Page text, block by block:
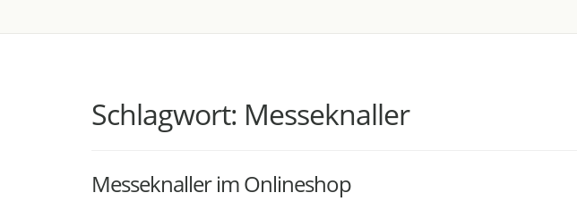
Schlagwort: Messeknaller
Messeknaller im Onlineshop